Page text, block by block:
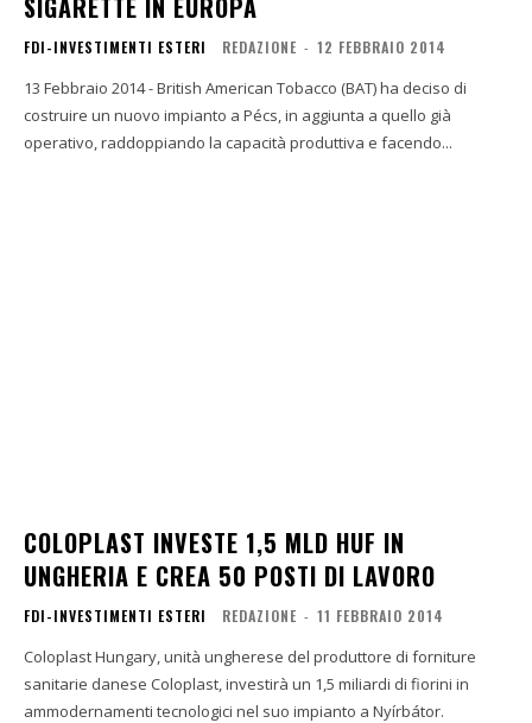
FDI-INVESTIMENTI ESTERI REDAZIONE - 12 FEBBRAIO 2014
13 Febbraio 2014 - British American Tobacco (BAT) ha deciso di
costruire un nuovo impianto a Pécs, in aggiunta a quello già
operativo, raddoppiando la capacità produttiva e facendo...
COLOPLAST INVESTE 1,5 MLD HUF IN
UNGHERIA E CREA 50 POSTI DI LAVORO
FDI-INVESTIMENTI ESTERI REDAZIONE - 11 FEBBRAIO 2014
Coloplast Hungary, unità ungherese del produttore di forniture
sanitarie danese Coloplast, investirà un 1,5 miliardi di fiorini in
ammodernamenti tecnologici nel suo impianto a Nyírbátor.